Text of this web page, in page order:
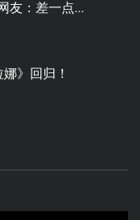
友：差一点...
》回归！